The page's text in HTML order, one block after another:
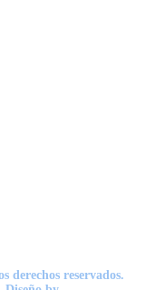
derechos reservados.